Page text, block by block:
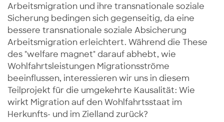
Arbeitsmigration und ihre transnationale soziale
Sicherung bedingen sich gegenseitig, da eine
bessere transnationale soziale Absicherung
Arbeitsmigration erleichtert. Während die These
des "welfare magnet" darauf abhebt, wie
Wohlfahrtsleistungen Migrationsströme
beeinflussen, interessieren wir uns in diesem
Teilprojekt für die umgekehrte Kausalität: Wie
wirkt Migration auf den Wohlfahrtsstaat im
Herkunfts- und im Zielland zurück?